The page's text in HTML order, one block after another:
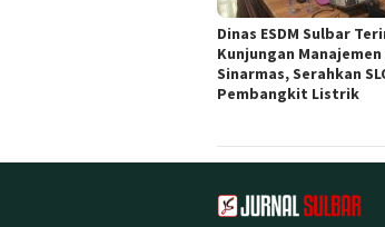
Dinas ESDM Sulbar
Kunjungan
Sinarmas, Serahkan
Pembangkit Listrik